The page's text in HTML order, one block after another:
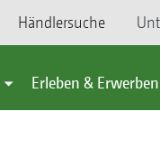
Händlersuche
Erleben & Erwerben